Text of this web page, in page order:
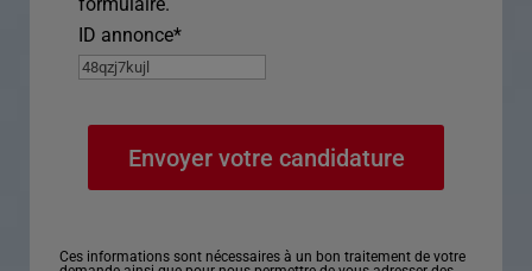
ID annonce*
Ces informations sont nécessaires à un bon traitement de votre